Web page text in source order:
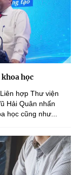
học
hợp Thư viện
Hải Quân nhấn
học cũng như...